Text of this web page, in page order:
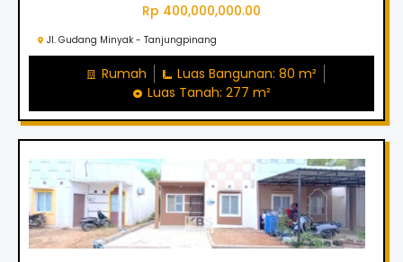
Rp 400,000,000.00
Jl. Gudang Minyak - Tanjungpinang
Rumah
Luas Bangunan: 80 m²
Luas Tanah: 277 m²